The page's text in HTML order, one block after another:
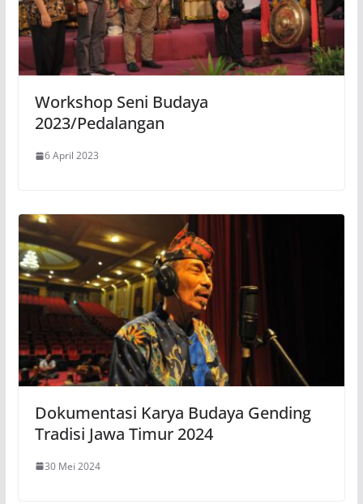
Workshop Seni Budaya
2023/Pedalangan
6 April 2023
Dokumentasi Karya Budaya Gending
Tradisi Jawa Timur 2024
30 Mei 2024